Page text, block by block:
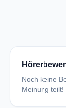
Noch keine
Meinung teilt!